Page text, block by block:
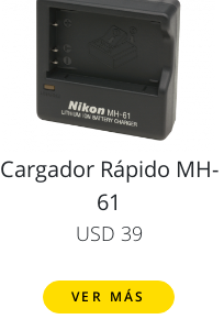
Cargador Rápido MH-
61
USD 39
VER MÁS